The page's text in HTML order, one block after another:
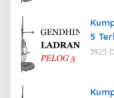
5
3925